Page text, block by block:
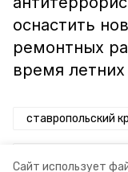
Сайт использует
оснастить
ремонтных
время летних
ставропольский